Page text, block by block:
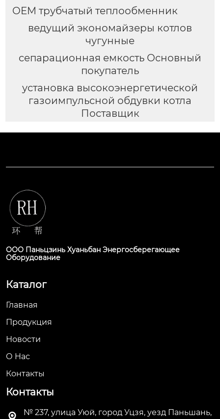
OEM трубчатый теплообменник
ведущий экономайзеры котлов
чугунные
сепарационная емкость Основный
покупатель
установка высокоэнергетической
газоимпульсной обдувки котла
Поставщик
ООО Паньцзинь Хуаньбан Энергосберегающее
Оборудование
Каталог
Главная
Продукция
Новости
О Hас
Контакты
Контакты
№ 237, улица Уюй, город Уцзя, уезд Паньшань,